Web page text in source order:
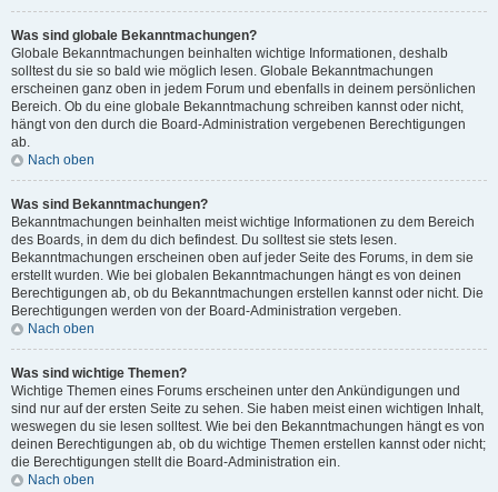
Was sind globale Bekanntmachungen?
Globale Bekanntmachungen beinhalten wichtige Informationen, deshalb
solltest du sie so bald wie möglich lesen. Globale Bekanntmachungen
erscheinen ganz oben in jedem Forum und ebenfalls in deinem persönlichen
Bereich. Ob du eine globale Bekanntmachung schreiben kannst oder nicht,
hängt von den durch die Board-Administration vergebenen Berechtigungen
ab.
Nach oben
Was sind Bekanntmachungen?
Bekanntmachungen beinhalten meist wichtige Informationen zu dem Bereich
des Boards, in dem du dich befindest. Du solltest sie stets lesen.
Bekanntmachungen erscheinen oben auf jeder Seite des Forums, in dem sie
erstellt wurden. Wie bei globalen Bekanntmachungen hängt es von deinen
Berechtigungen ab, ob du Bekanntmachungen erstellen kannst oder nicht. Die
Berechtigungen werden von der Board-Administration vergeben.
Nach oben
Was sind wichtige Themen?
Wichtige Themen eines Forums erscheinen unter den Ankündigungen und
sind nur auf der ersten Seite zu sehen. Sie haben meist einen wichtigen Inhalt,
weswegen du sie lesen solltest. Wie bei den Bekanntmachungen hängt es von
deinen Berechtigungen ab, ob du wichtige Themen erstellen kannst oder nicht;
die Berechtigungen stellt die Board-Administration ein.
Nach oben